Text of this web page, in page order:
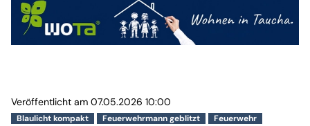
Blaulicht kompakt Feuerwehrmann geblitzt Feuerwehr
Veröffentlicht am 07.05.2026 10:00